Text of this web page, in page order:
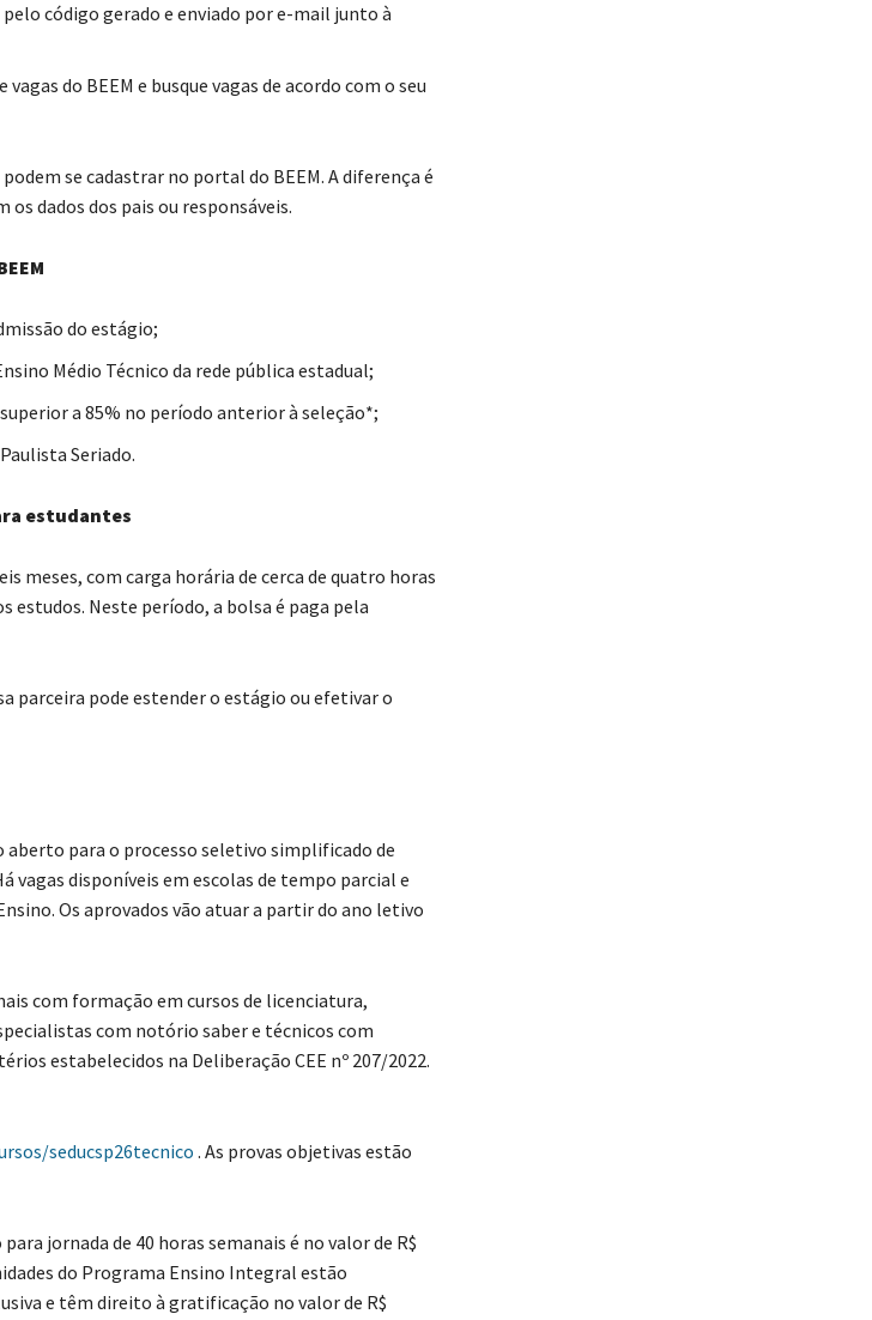
código gerado e enviado por e-mail junto à
do BEEM e busque vagas de acordo com o seu
se cadastrar no portal do BEEM. A diferença é
os dados dos pais ou responsáveis.
do estágio;
Médio Técnico da rede pública estadual;
a 85% no período anterior à seleção*;
Seriado.
estudantes
meses, com carga horária de cerca de quatro horas
estudos. Neste período, a bolsa é paga pela
parceira pode estender o estágio ou efetivar o
aberto para o processo seletivo simplificado de
vagas disponíveis em escolas de tempo parcial e
Os aprovados vão atuar a partir do ano letivo
com formação em cursos de licenciatura,
com notório saber e técnicos com
estabelecidos na Deliberação CEE nº 207/2022.
seducsp26tecnico . As provas objetivas estão
jornada de 40 horas semanais é no valor de R$
do Programa Ensino Integral estão
e têm direito à gratificação no valor de R$